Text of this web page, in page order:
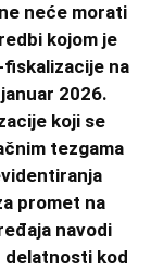
neće morati
kojom je
na
2026.
koji se
tezgama
promet na
navodi
delatnosti kod